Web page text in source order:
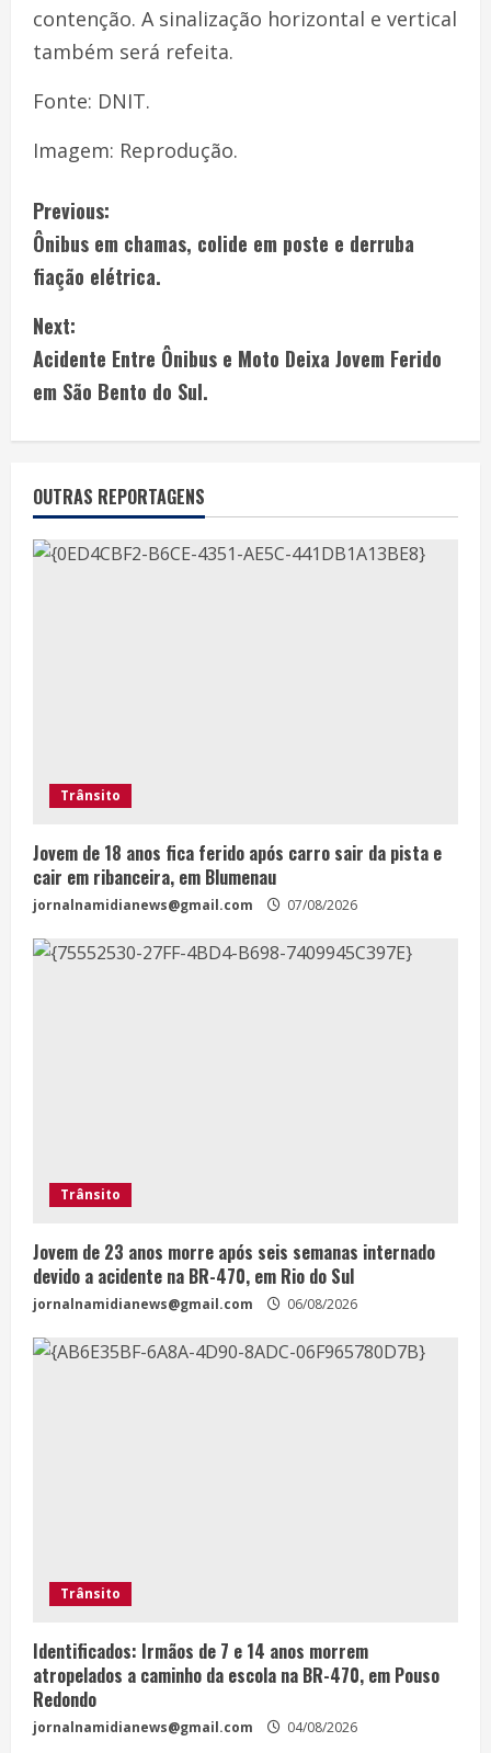
contenção. A sinalização horizontal e vertical
também será refeita.
Fonte: DNIT.
Imagem: Reprodução.
Previous:
Ônibus em chamas, colide em poste e derruba
fiação elétrica.
Next:
Acidente Entre Ônibus e Moto Deixa Jovem Ferido
em São Bento do Sul.
OUTRAS REPORTAGENS
Trânsito
Jovem de 18 anos fica ferido após carro sair da pista e
cair em ribanceira, em Blumenau
jornalnamidianews@gmail.com 07/08/2026
Trânsito
Jovem de 23 anos morre após seis semanas internado
devido a acidente na BR-470, em Rio do Sul
jornalnamidianews@gmail.com 06/08/2026
Trânsito
Identificados: Irmãos de 7 e 14 anos morrem
atropelados a caminho da escola na BR-470, em Pouso
Redondo
jornalnamidianews@gmail.com 04/08/2026